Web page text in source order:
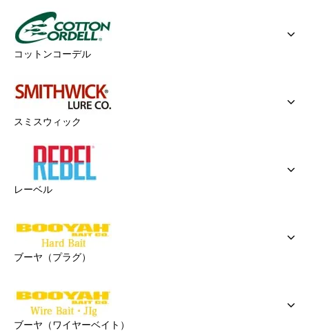
コットンコーデル
スミスウィック
レーベル
ブーヤ（プラグ）
ブーヤ（ワイヤーベイト）